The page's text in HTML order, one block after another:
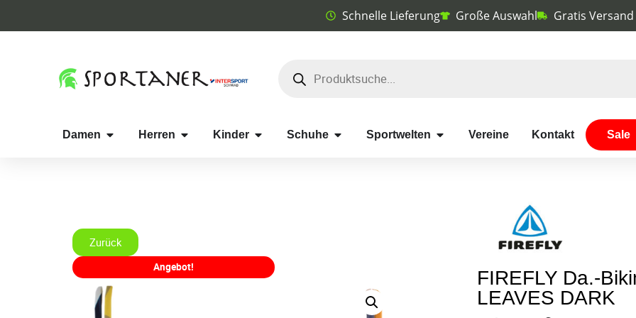
Schnelle Lieferung Große Auswahl Gratis
Damen Herren Kinder Schuhe Sportwelten Vereine Kontakt Sale
Zurück
Angebot!
FIREFLY Da.-
LEAVES DARK